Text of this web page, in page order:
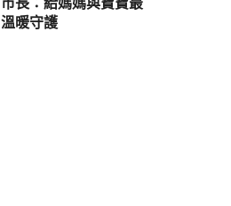
溫暖守護